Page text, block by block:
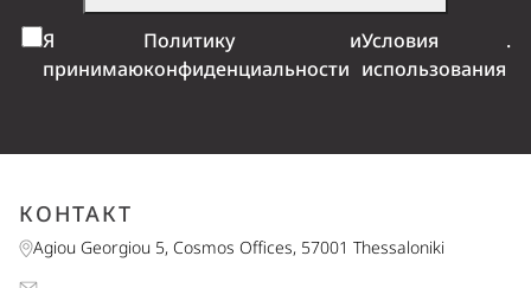
Я
принимаю
Политику
конфиденциальности
иУсловия
использования
.
КОНТАКТ
Agiou Georgiou 5, Cosmos Offices, 57001 Thessaloniki